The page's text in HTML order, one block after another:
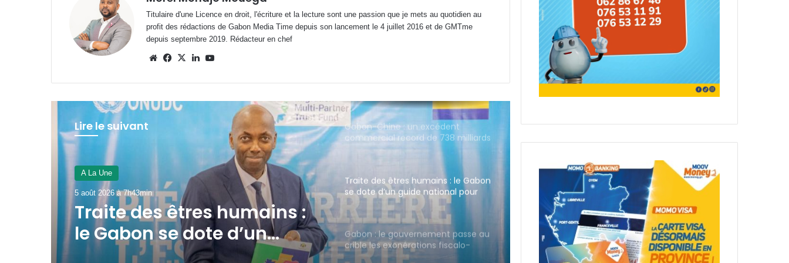
Titulaire d'une Licence en droit, l'écriture et la lecture sont une passion que je mets au quotidien au
profit des rédactions de Gabon Media Time depuis son lancement le 4 juillet 2016 et de GMTme
depuis septembre 2019. Rédacteur en chef
WebsiteFacebook
X Linkedin
Lire le suivant
A La Une
3 août 2026 à 16h52min
Gabon : le gouvernement
passe au crible les
exonérations fiscalo-
Conseiller un président sans
connaître le Gabon : le risque d’une
commercial record de 738 milliards
Traite des êtres humains : le Gabon
se dote d’un guide national pour
secourir les victimes
Gabon : le gouvernement passe au
crible les exonérations fiscalo-
douanières accordées aux
entreprises
Transport aérien : 80 milliards de
FCFA prélevés, 77 % au bénéfice
d’entreprises étrangères